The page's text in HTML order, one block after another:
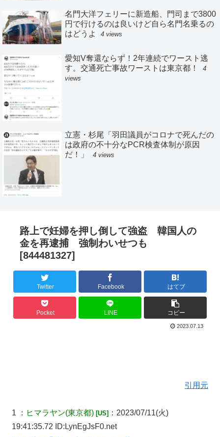
名門大洋フェリーに新造船、門司まで3800
円で行けるのは良いけど自ら名門名乗るの
はどうよ
4 views
愛知V奪還ならず！2年連続でワースト逃
す。交通死亡事故ワーストは東京都！
4
views
立憲・杉尾「羽田議員がコロナで死んだの
は政府の不十分なPCR検査体制が原因
だ！」
4 views
路上で妊婦を押し倒して強盗 韓国人の
金を再逮捕 強制わいせつも
[844481327]
Twitter Facebook はてブ
Pocket LINE コピー
2023.07.13
引用元
1 ： ヒマラヤン(東京都) [US] ：2023/07/11(火)
19:41:35.72 ID:LynEgJsF0.net